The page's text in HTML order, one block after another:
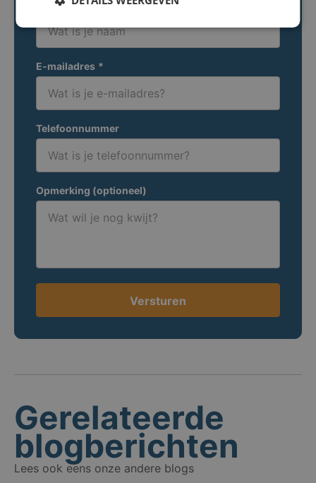
Naam
E-mailadres *
Telefoonnummer
Opmerking (optioneel)
Versturen
Gerelateerde
blogberichten
Lees ook eens onze andere blogs